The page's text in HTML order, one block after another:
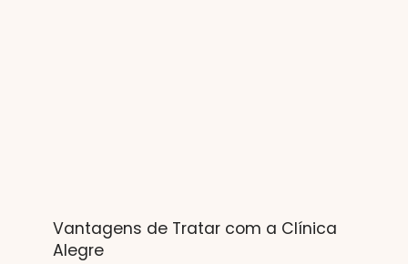
Vantagens de Tratar com a Clínica
Alegre